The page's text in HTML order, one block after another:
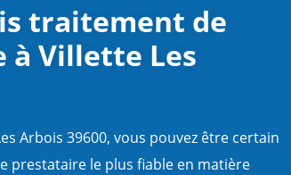
traitement de
à Villette Les
Arbois 39600, vous pouvez être certain
prestataire le plus fiable en matière